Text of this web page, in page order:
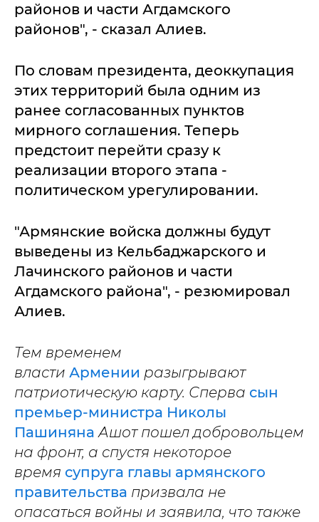
районов и части Агдамского
районов", - сказал Алиев.
По словам президента, деоккупация
этих территорий была одним из
ранее согласованных пунктов
мирного соглашения. Теперь
предстоит перейти сразу к
реализации второго этапа -
политическом урегулировании.
"Армянские войска должны будут
выведены из Кельбаджарского и
Лачинского районов и части
Агдамского района", - резюмировал
Алиев.
Тем временем
власти Армении разыгрывают
патриотическую карту. Сперва сын
премьер-министра Николы
Пашиняна Ашот пошел добровольцем
на фронт, а спустя некоторое
время супруга главы армянского
правительства призвала не
опасаться войны и заявила, что также